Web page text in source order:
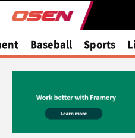
Baseball Sports